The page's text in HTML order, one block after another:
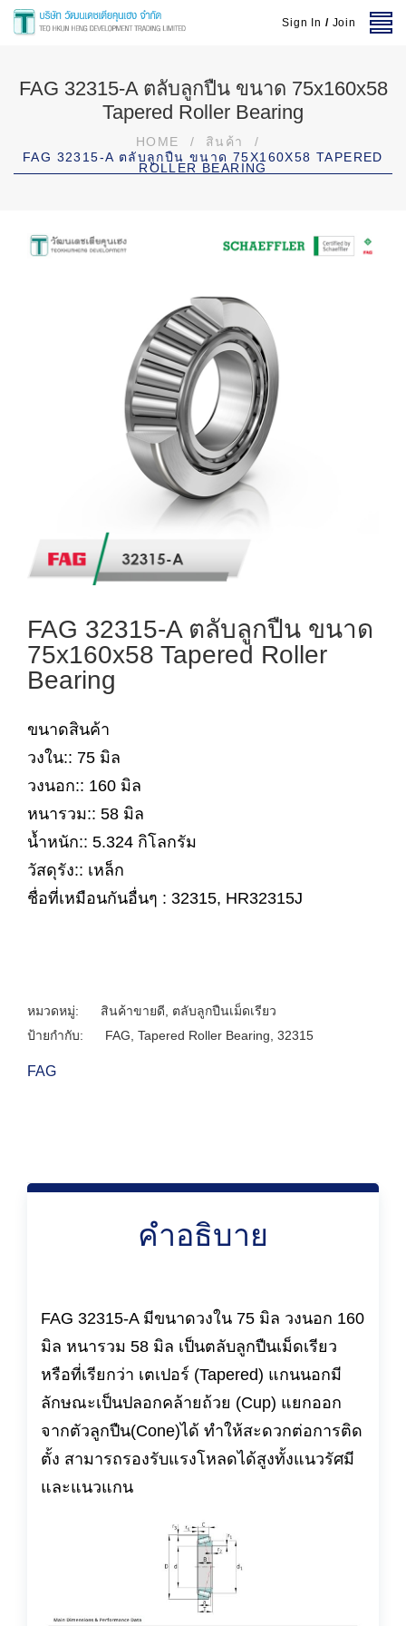
Sign In / Join
FAG 32315-A ตลับลูกปืน ขนาด 75x160x58
Tapered Roller Bearing
HOME / สินค้า
/
FAG 32315-A ตลับลูกปืน ขนาด 75X160X58 TAPERED
ROLLER BEARING
FAG 32315-A ตลับลูกปืน ขนาด
75x160x58 Tapered Roller
Bearing
ขนาดสินค้า
วงใน:: 75 มิล
วงนอก:: 160 มิล
หนารวม:: 58 มิล
น้ำหนัก:: 5.324 กิโลกรัม
วัสดุรัง:: เหล็ก
ชื่อที่เหมือนกันอื่นๆ : 32315, HR32315J
หมวดหมู่: สินค้าขายดี
ตลับลูกปืนเม็ดเรียว
ป้ายกำกับ:
FAG Tapered Roller Bearing 32315
FAG
คำอธิบาย
FAG 32315-A มีขนาดวงใน 75 มิล วงนอก 160
มิล หนารวม 58 มิล เป็นตลับลูกปืนเม็ดเรียว
หรือที่เรียกว่า เตเปอร์ (Tapered) แกนนอกมี
ลักษณะเป็นปลอกคล้ายถ้วย (Cup) แยกออก
จากตัวลูกปืน(Cone)ได้ ทำให้สะดวกต่อการติด
ตั้ง สามารถรองรับแรงโหลดได้สูงทั้งแนวรัศมี
และแนวแกน